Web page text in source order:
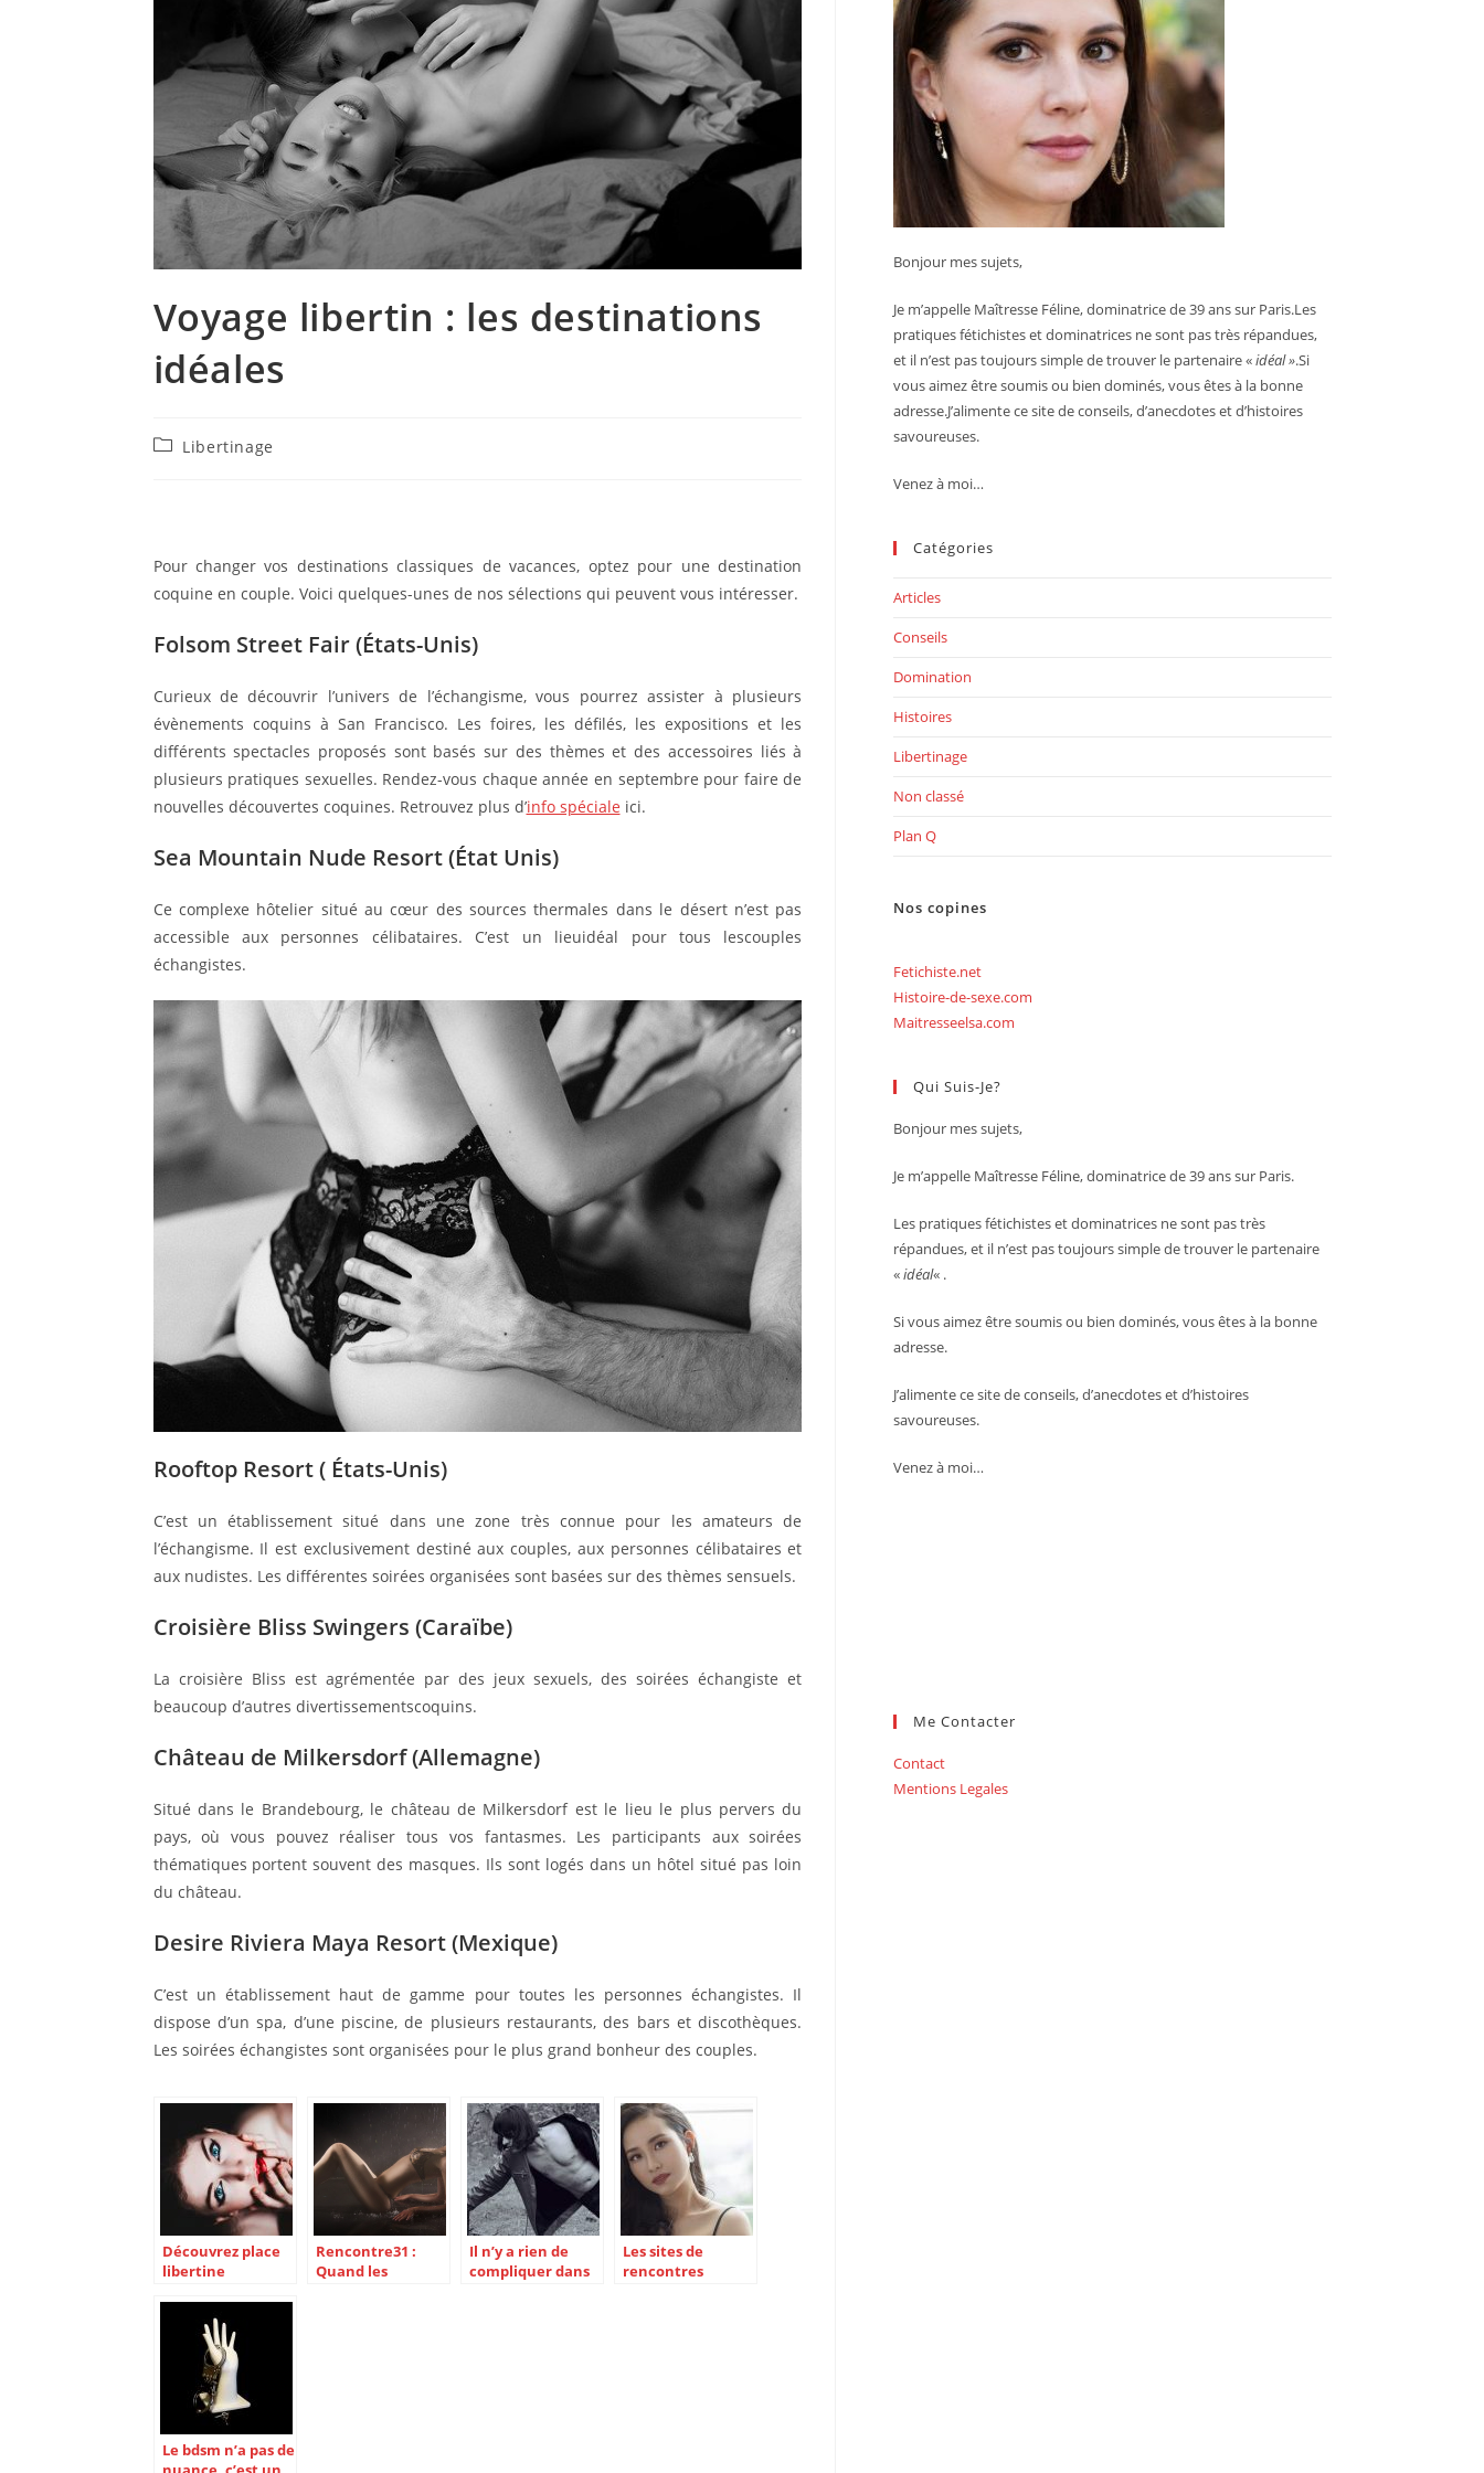
Voyage libertin : les destinations
idéales
PostLibertinage
Pour changer vos destinations classiques de vacances, optez pour une destination
coquine en couple. Voici quelques-unes de nos sélections qui peuvent vous intéresser.
Folsom Street Fair (États-Unis)
Curieux de découvrir l’univers de l’échangisme, vous pourrez assister à plusieurs
évènements coquins à San Francisco. Les foires, les défilés, les expositions et les
différents spectacles proposés sont basés sur des thèmes et des accessoires liés à
plusieurs pratiques sexuelles. Rendez-vous chaque année en septembre pour faire de
nouvelles découvertes coquines. Retrouvez plus d’info spéciale ici.
Sea Mountain Nude Resort (État Unis)
Ce complexe hôtelier situé au cœur des sources thermales dans le désert n’est pas
accessible aux personnes célibataires. C’est un lieuidéal pour tous lescouples
échangistes.
Rooftop Resort ( États-Unis)
C’est un établissement situé dans une zone très connue pour les amateurs de
l’échangisme. Il est exclusivement destiné aux couples, aux personnes célibataires et
aux nudistes. Les différentes soirées organisées sont basées sur des thèmes sensuels.
Croisière Bliss Swingers (Caraïbe)
La croisière Bliss est agrémentée par des jeux sexuels, des soirées échangiste et
beaucoup d’autres divertissementscoquins.
Château de Milkersdorf (Allemagne)
Situé dans le Brandebourg, le château de Milkersdorf est le lieu le plus pervers du
pays, où vous pouvez réaliser tous vos fantasmes. Les participants aux soirées
thématiques portent souvent des masques. Ils sont logés dans un hôtel situé pas loin
du château.
Desire Riviera Maya Resort (Mexique)
C’est un établissement haut de gamme pour toutes les personnes échangistes. Il
dispose d’un spa, d’une piscine, de plusieurs restaurants, des bars et discothèques.
Les soirées échangistes sont organisées pour le plus grand bonheur des couples.
Découvrez place
libertine
Rencontre31 :
Quand les
Il n’y a rien de
compliquer dans
Les sites de
rencontres
Le bdsm n’a pas de
Bonjour mes sujets,
Je m’appelle Maîtresse Féline, dominatrice de 39 ans sur Paris.Les
pratiques fétichistes et dominatrices ne sont pas très répandues,
et il n’est pas toujours simple de trouver le partenaire «idéal ».Si
vous aimez être soumis ou bien dominés, vous êtes à la bonne
adresse.J’alimente ce site de conseils, d’anecdotes et d’histoires
savoureuses.
Venez à moi…
Catégories
Articles
Conseils
Domination
Histoires
Libertinage
Non classé
Plan Q
Nos copines
Fetichiste.net
Histoire-de-sexe.com
Maitresseelsa.com
Qui Suis-Je?
Bonjour mes sujets,
Je m’appelle Maîtresse Féline, dominatrice de 39 ans sur Paris.
Les pratiques fétichistes et dominatrices ne sont pas très
répandues, et il n’est pas toujours simple de trouver le partenaire
«idéal« .
Si vous aimez être soumis ou bien dominés, vous êtes à la bonne
adresse.
J’alimente ce site de conseils, d’anecdotes et d’histoires
savoureuses.
Venez à moi…
Me Contacter
Contact
Mentions Legales